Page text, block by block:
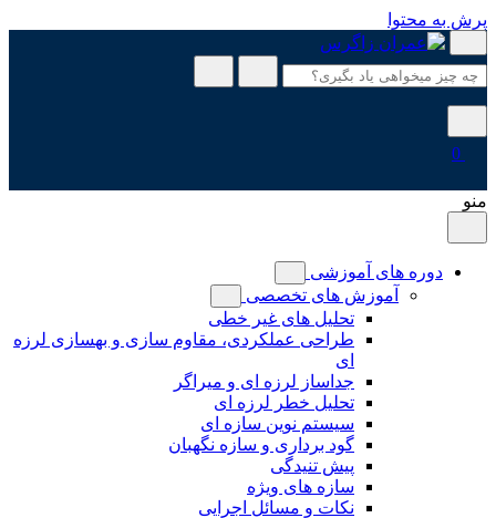
پرش به محتوا
0
منو
دوره های آموزشی
آموزش های تخصصی
تحلیل های غیر خطی
طراحی عملکردی، مقاوم سازی و بهسازی لرزه
ای
جداساز لرزه ای و میراگر
تحلیل خطر لرزه ای
سیستم نوین سازه ای
گود برداری و سازه نگهبان
پیش تنیدگی
سازه های ویژه
نکات و مسائل اجرایی